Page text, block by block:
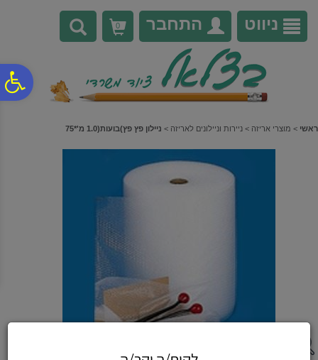
נגישות
אתר
המרכזי
ניווט התחבר 0
ראשי > מוצרי אריזה > ניירות וניילונים לאריזה > ניילון פץ פץ)בועות(1.0 מ'*75